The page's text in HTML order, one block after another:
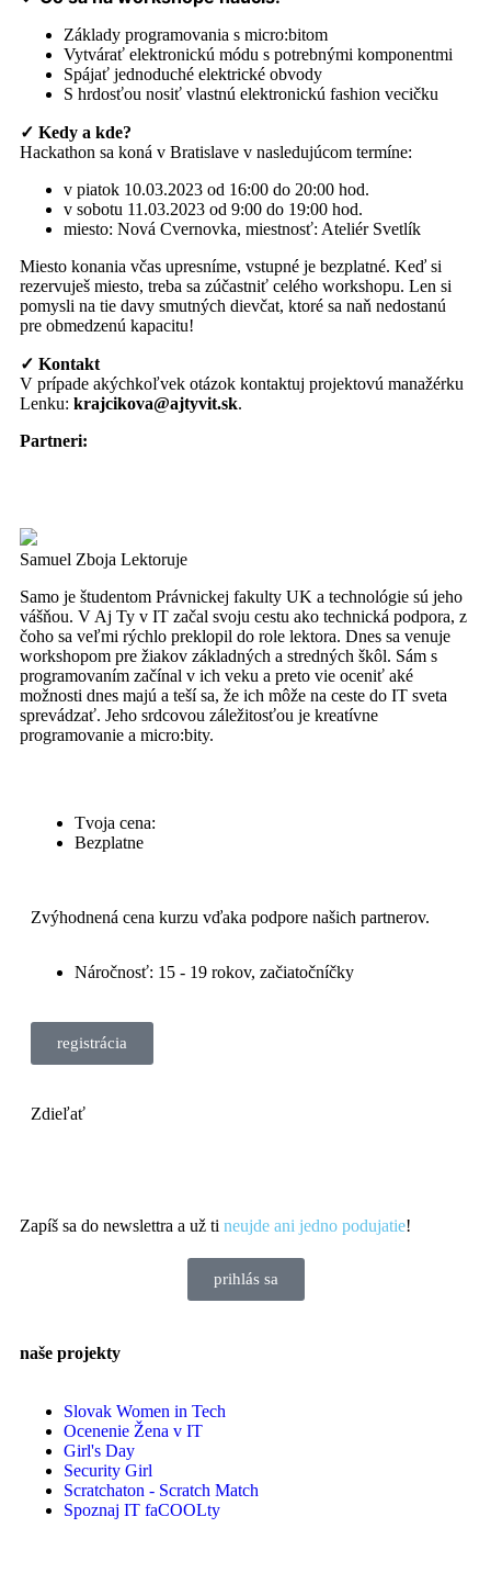
Základy programovania s micro:bitom
Vytvárať elektronickú módu s potrebnými komponentmi
Spájať jednoduché elektrické obvody
S hrdosťou nosiť vlastnú elektronickú fashion vecičku
✓ Kedy a kde?
Hackathon sa koná v Bratislave v nasledujúcom termíne:
v piatok 10.03.2023 od 16:00 do 20:00 hod.
v sobotu 11.03.2023 od 9:00 do 19:00 hod.
miesto: Nová Cvernovka, miestnosť: Ateliér Svetlík
Miesto konania včas upresníme, vstupné je bezplatné. Keď si
rezervuješ miesto, treba sa zúčastniť celého workshopu. Len si
pomysli na tie davy smutných dievčat, ktoré sa naň nedostanú
pre obmedzenú kapacitu!
✓ Kontakt
V prípade akýchkoľvek otázok kontaktuj projektovú manažérku
Lenku: krajcikova@ajtyvit.sk.
Partneri:
Samuel Zboja Lektoruje
Samo je študentom Právnickej fakulty UK a technológie sú jeho
vášňou. V Aj Ty v IT začal svoju cestu ako technická podpora, z
čoho sa veľmi rýchlo preklopil do role lektora. Dnes sa venuje
workshopom pre žiakov základných a stredných škôl. Sám s
programovaním začínal v ich veku a preto vie oceniť aké
možnosti dnes majú a teší sa, že ich môže na ceste do IT sveta
sprevádzať. Jeho srdcovou záležitosťou je kreatívne
programovanie a micro:bity.
Tvoja cena:
Bezplatne
Zvýhodnená cena kurzu vďaka podpore našich partnerov.
Náročnosť: 15 - 19 rokov, začiatočníčky
registrácia
Zdieľať
Zapíš sa do newslettra a už ti neujde ani jedno podujatie!
prihlás sa
naše projekty
Slovak Women in Tech
Ocenenie Žena v IT
Girl's Day
Security Girl
Scratchaton - Scratch Match
Spoznaj IT faCOOLty